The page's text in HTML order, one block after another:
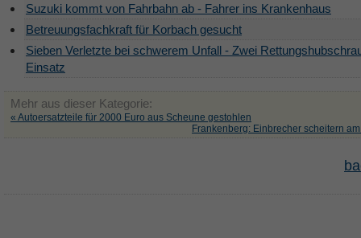
Suzuki kommt von Fahrbahn ab - Fahrer ins Krankenhaus
Betreuungsfachkraft für Korbach gesucht
Sieben Verletzte bei schwerem Unfall - Zwei
Einsatz
Mehr aus dieser Kategorie:
« Autoersatzteile für 2000 Euro aus Scheune gestohlen
Frankenberg: Einbrecher scheitern